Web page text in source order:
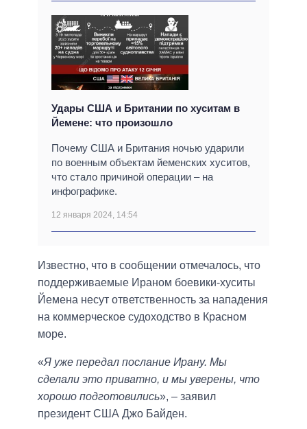
Удары США и Британии по хуситам в
Йемене: что произошло
Почему США и Британия ночью ударили
по военным объектам йеменских хуситов,
что стало причиной операции – на
инфографике.
12 января 2024, 14:54
Известно, что в сообщении отмечалось, что
поддерживаемые Ираном боевики-хуситы
Йемена несут ответственность за нападения
на коммерческое судоходство в Красном
море.
«Я уже передал послание Ирану. Мы
сделали это приватно, и мы уверены, что
хорошо подготовились», – заявил
президент США Джо Байден.